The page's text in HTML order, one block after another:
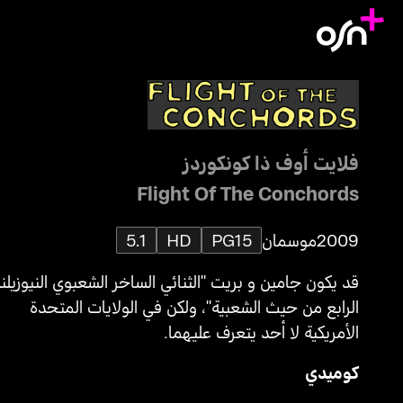
فلايت أوف ذا كونكوردز
Flight Of The Conchords
2009موسمان PG15
HD
5.1
قد يكون جامين و بريت "الثنائي الساخر الشعبوي
الرابع من حيث الشعبية"، ولكن في الولايات المتحدة
الأمريكية لا أحد يتعرف عليهما.
كوميدي